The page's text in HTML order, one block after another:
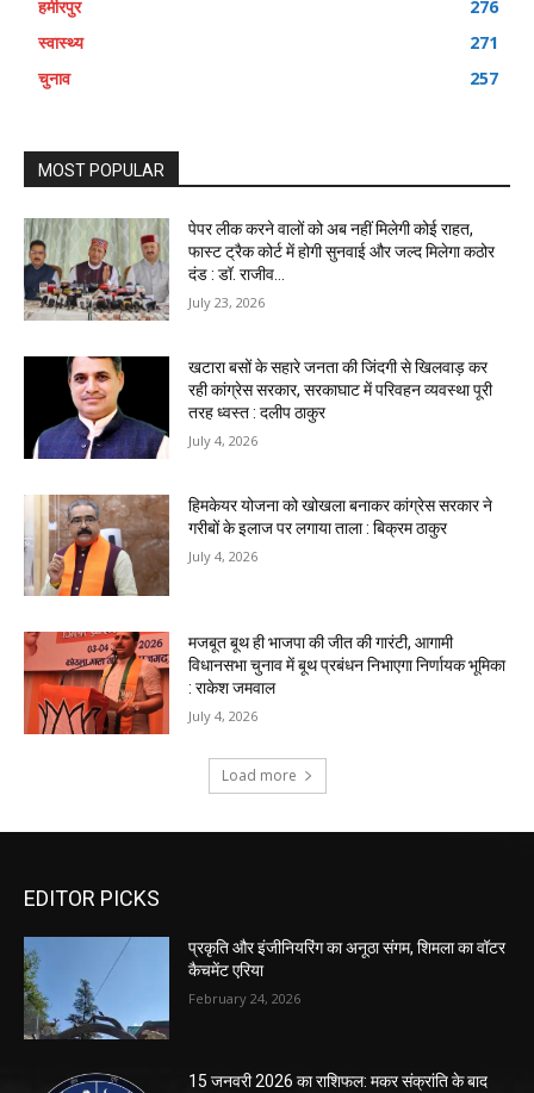
EDITOR PICKS
प्रकृति और इंजीनियरिंग का अनूठा संगम, शिमला का वॉटर
कैचमेंट एरिया
February 24, 2026
15 जनवरी 2026 का राशिफल: मकर संक्रांति के बाद